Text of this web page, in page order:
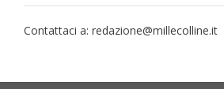
Contattaci a: redazione@millecolline.it